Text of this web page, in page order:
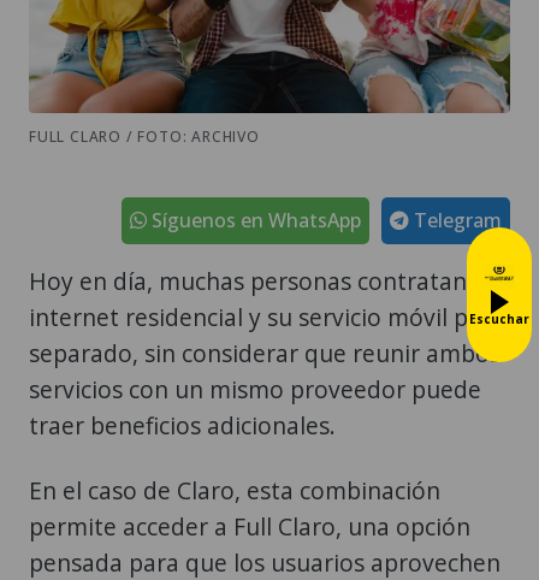
FULL CLARO / FOTO: ARCHIVO
Telegram
Síguenos en WhatsApp
Hoy en día, muchas personas contratan su
internet residencial y su servicio móvil por
separado, sin considerar que reunir ambos
servicios con un mismo proveedor puede
traer beneficios adicionales.
En el caso de Claro, esta combinación
permite acceder a Full Claro, una opción
pensada para que los usuarios aprovechen
Escuchar